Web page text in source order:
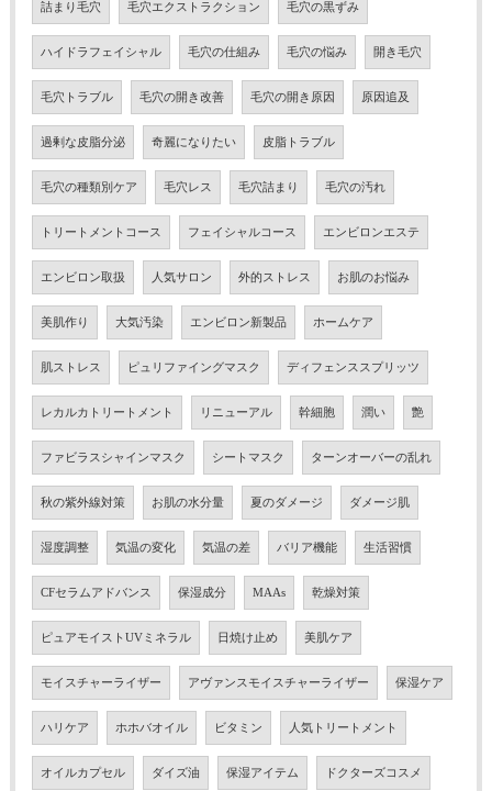
詰まり毛穴 毛穴エクストラクション 毛穴の黒ずみ
ハイドラフェイシャル 毛穴の仕組み 毛穴の悩み 開き毛穴
毛穴トラブル 毛穴の開き改善 毛穴の開き原因 原因追及
過剰な皮脂分泌 奇麗になりたい 皮脂トラブル
毛穴の種類別ケア 毛穴レス 毛穴詰まり 毛穴の汚れ
トリートメントコース フェイシャルコース エンビロンエステ
エンビロン取扱 人気サロン 外的ストレス お肌のお悩み
美肌作り 大気汚染 エンビロン新製品 ホームケア
肌ストレス ピュリファイングマスク ディフェンススプリッツ
レカルカトリートメント リニューアル 幹細胞 潤い 艶
ファビラスシャインマスク シートマスク ターンオーバーの乱れ
秋の紫外線対策 お肌の水分量 夏のダメージ ダメージ肌
湿度調整 気温の変化 気温の差 バリア機能 生活習慣
CFセラムアドバンス 保湿成分 MAAs 乾燥対策
ピュアモイストUVミネラル 日焼け止め 美肌ケア
モイスチャーライザー アヴァンスモイスチャーライザー 保湿ケア
ハリケア ホホバオイル ビタミン 人気トリートメント
オイルカプセル ダイズ油 保湿アイテム ドクターズコスメ